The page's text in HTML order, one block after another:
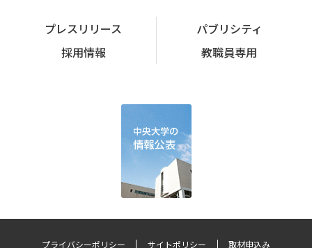
プレスリリース
パブリシティ
採用情報
教職員専用
プライバシーポリシー サイトポリシー 取材申込み